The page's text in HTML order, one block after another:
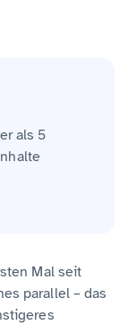
als 5
Mal seit
parallel – das